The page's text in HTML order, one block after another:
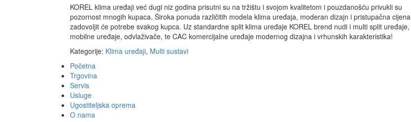
KOREL klima uređaji već dugi niz godina prisutni su na tržištu i svojom kvalitetom i pouzdanošću privukli su
pozornost mnogih kupaca. Široka ponuda različitih modela klima uređaja, moderan dizajn i pristupačna cijena
zadovoljit će potrebe svakog kupca. Uz standardne split klima uređaje KOREL brend nudi i multi split uređaje,
mobilne uređaje, odvlaživače, te CAC komercijalne uređaje modernog dizajna i vrhunskih karakteristika!
Kategorije: Klima uređaji, Multi sustavi
Početna
Trgovina
Servis
Usluge
Ugostiteljska oprema
O nama